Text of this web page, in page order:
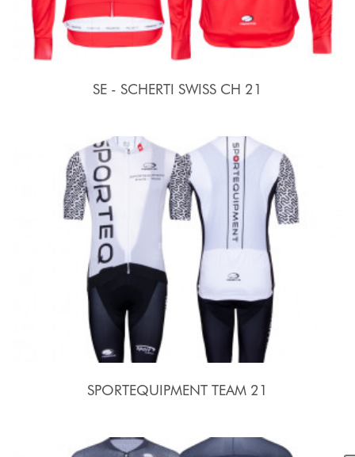
SE - SCHERTI SWISS CH 21
SPORTEQUIPMENT TEAM 21